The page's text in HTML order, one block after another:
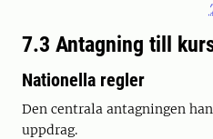
7.3 Antagning till
Nationella regler
Den centrala antagningen
uppdrag.